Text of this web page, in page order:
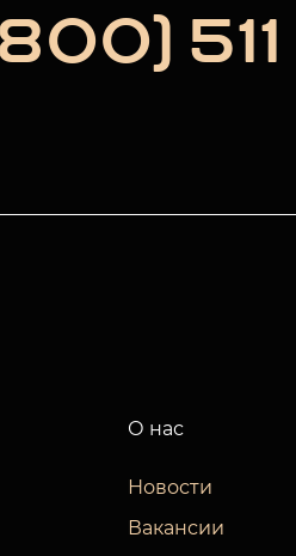
511
О нас
Новости
Вакансии